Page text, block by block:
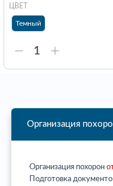
ЦВЕТ
Темный
Организация
Организация похорон
Подготовка